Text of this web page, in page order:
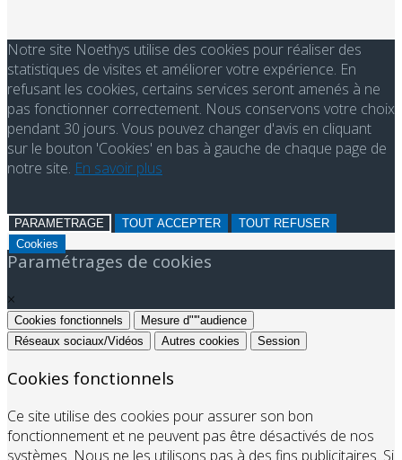
Notre site Noethys utilise des cookies pour réaliser des
statistiques de visites et améliorer votre expérience. En
refusant les cookies, certains services seront amenés à ne
pas fonctionner correctement. Nous conservons votre choix
pendant 30 jours. Vous pouvez changer d'avis en cliquant
sur le bouton 'Cookies' en bas à gauche de chaque page de
notre site. En savoir plus
PARAMETRAGE TOUT ACCEPTER
TOUT REFUSER
Cookies
Paramétrages de cookies
×
Cookies fonctionnels
Mesure d"'"audience
Réseaux sociaux/Vidéos
Autres cookies Session
Cookies fonctionnels
Ce site utilise des cookies pour assurer son bon
fonctionnement et ne peuvent pas être désactivés de nos
systèmes. Nous ne les utilisons pas à des fins publicitaires. Si